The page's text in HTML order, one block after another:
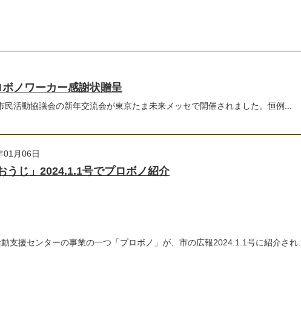
ノワーカー感謝状贈呈
活動協議会の新年交流会が東京たま未来メッセで開催されました。恒例...
01月06日
うじ」2024.1.1号でプロボノ紹介
支援センターの事業の一つ「プロボノ」が、市の広報2024.1.1号に紹介され...